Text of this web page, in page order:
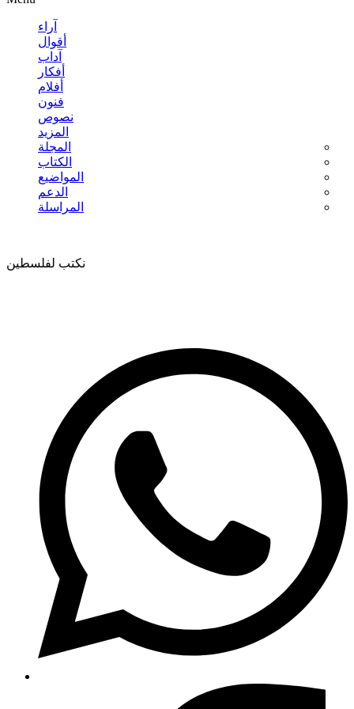
آراء
أقوال
آداب
أفكار
أفلام
فنون
نصوص
المزيد
المجلة
الكتاب
المواضيع
الدعم
المراسلة
نكتب لفلسطين